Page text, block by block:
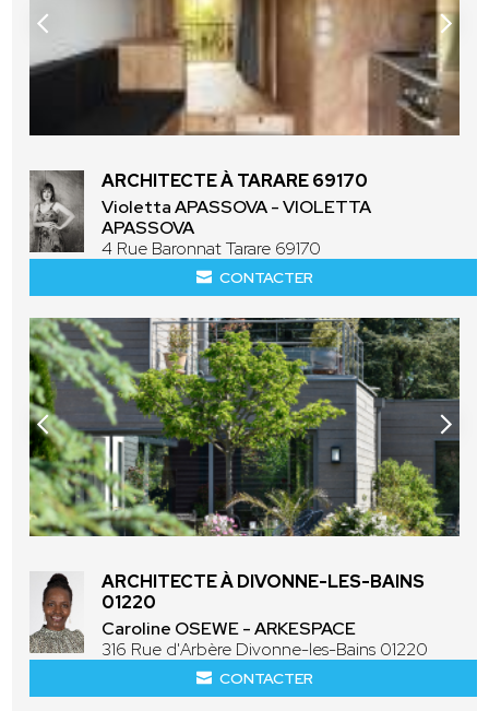
ARCHITECTE À TARARE 69170
Violetta APASSOVA - VIOLETTA
APASSOVA
4 Rue Baronnat Tarare 69170
CONTACTER
ARCHITECTE À DIVONNE-LES-BAINS
01220
Caroline OSEWE - ARKESPACE
316 Rue d'Arbère Divonne-les-Bains 01220
CONTACTER